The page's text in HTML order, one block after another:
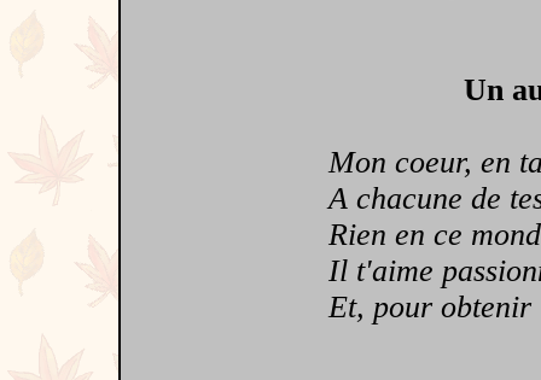
Un
Mon coeur, en ta
A chacune de
Rien en ce
Il t'aime
Et, pour obtenir